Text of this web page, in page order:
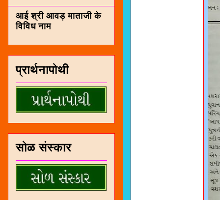
आई श्री आवड़ माताजी के
विविध नाम
प्रार्थनापोथी
सोळ संस्कार